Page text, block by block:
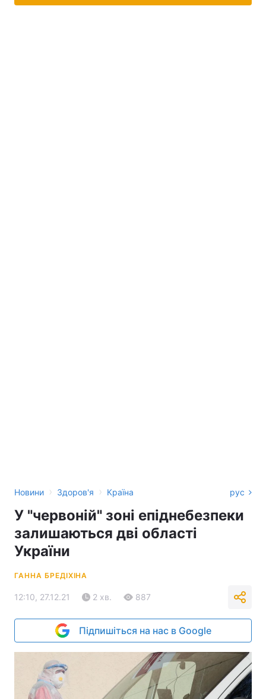
Новини › Здоров'я › Країна рус
У "червоній" зоні епіднебезпеки
залишаються дві області
України
ГАННА БРЕДІХІНА
12:10, 27.12.21 2 хв. 887
Підпишіться на нас в Google